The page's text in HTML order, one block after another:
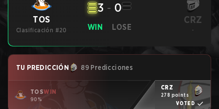
TOS
Clasificación #20 WIN
3 - 0
LOSE
CRZ
-
TU PREDICCIÓN 89 Predicciones
TOSWIN
90%
CRZ
278 points
VOTED